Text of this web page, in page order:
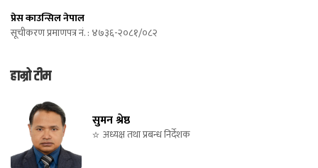
प्रेस काउन्सिल नेपाल
सूचीकरण प्रमाणपत्र नं. : ४७३६-२०८१/०८२
हाम्रो टीम
सुमन श्रेष्ठ
अध्यक्ष तथा प्रबन्ध निर्देशक